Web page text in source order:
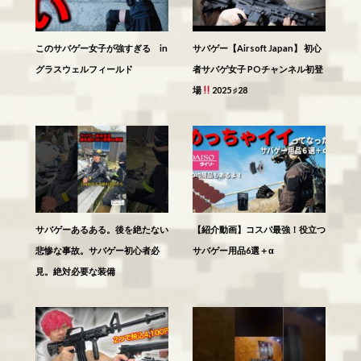
このサバゲー女子が強すぎる in
グラスウェルフィールド
サバゲー【Airsoft Japan】 初心
者サバゲ女子 POチャンネル初登
場
2025 ♯28
サバゲーあるある。後を絶たない
悲惨な事故。サバゲー初心者必
見。絶対必要な装備
【紹介動画】コスパ最強！役立つ
サバゲー用品6選＋α